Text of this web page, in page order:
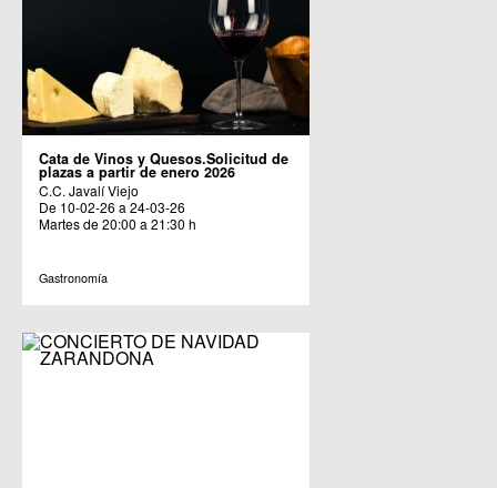
Cata de Vinos y Quesos.Solicitud de
plazas a partir de enero 2026
C.C. Javalí Viejo
De 10-02-26 a 24-03-26
Martes de 20:00 a 21:30 h
Gastronomía